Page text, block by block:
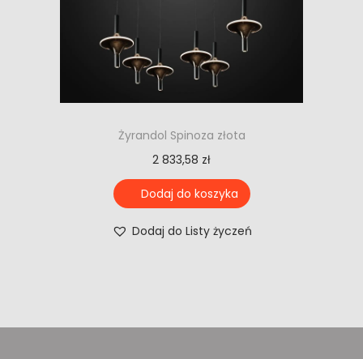
Żyrandol Spinoza złota
2 833,58 zł
Dodaj do koszyka
Dodaj do Listy życzeń